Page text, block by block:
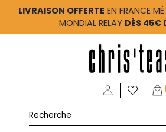
LIVRAISON OFFERTE EN FRANCE
MONDIAL RELAY DÈS 45€